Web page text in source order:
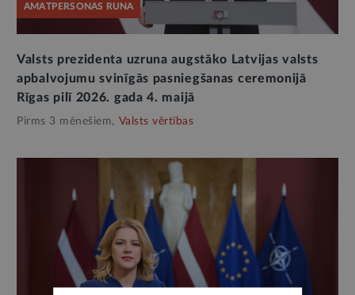
AMATPERSONAS RUNA
Valsts prezidenta uzruna augstāko Latvijas valsts
apbalvojumu svinīgās pasniegšanas ceremonijā
Rīgas pilī 2026. gada 4. maijā
Pirms 3 mēnešiem, Valsts vērtības